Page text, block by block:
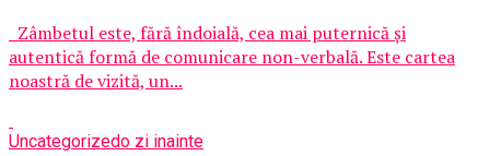
Zâmbetul este, fără îndoială, cea mai puternică și
autentică formă de comunicare non-verbală. Este cartea
noastră de vizită, un...
Uncategorizedo zi inainte